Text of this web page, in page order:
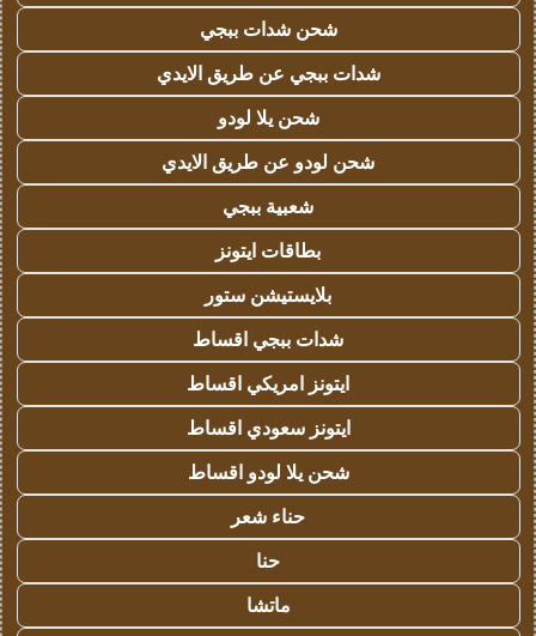
شحن شدات ببجي
شدات ببجي عن طريق الايدي
شحن يلا لودو
شحن لودو عن طريق الايدي
شعبية ببجي
بطاقات ايتونز
بلايستيشن ستور
شدات ببجي اقساط
ايتونز امريكي اقساط
ايتونز سعودي اقساط
شحن يلا لودو اقساط
حناء شعر
حنا
ماتشا